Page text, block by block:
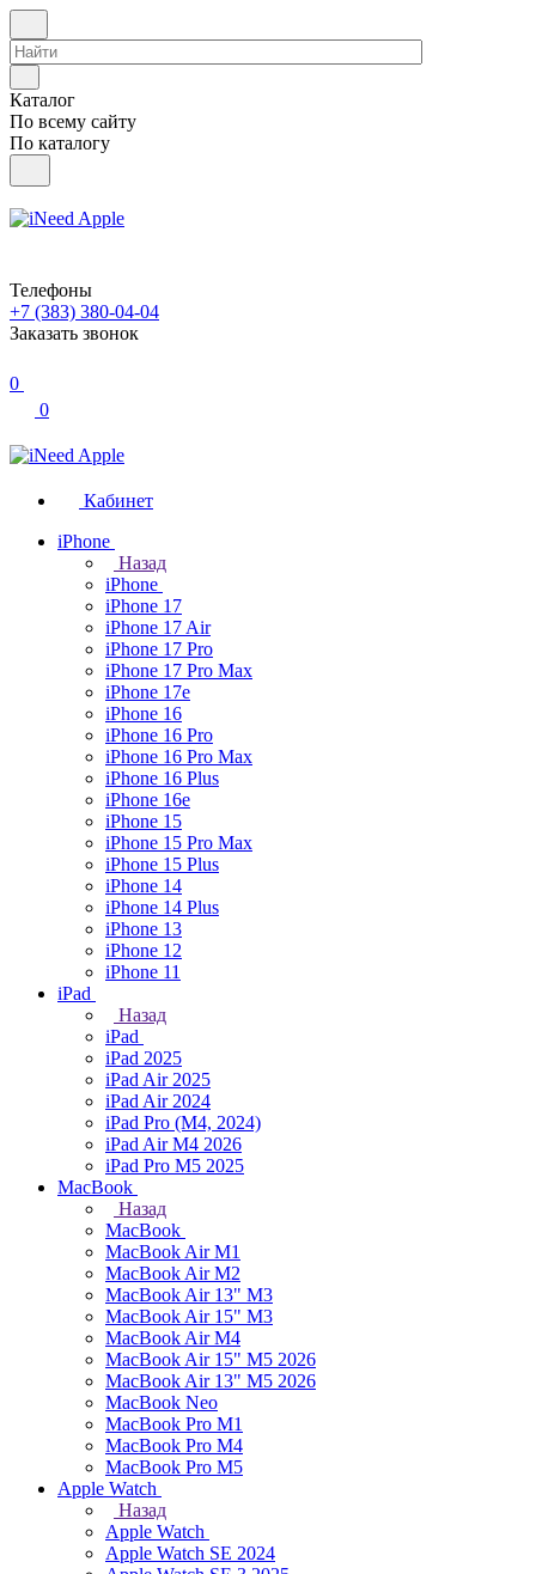
Каталог
По всему сайту
По каталогу
Телефоны
+7 (383) 380-04-04
Заказать звонок
0
0
Кабинет
iPhone
Назад
iPhone
iPhone 17
iPhone 17 Air
iPhone 17 Pro
iPhone 17 Pro Max
iPhone 17e
iPhone 16
iPhone 16 Pro
iPhone 16 Pro Max
iPhone 16 Plus
iPhone 16e
iPhone 15
iPhone 15 Pro Max
iPhone 15 Plus
iPhone 14
iPhone 14 Plus
iPhone 13
iPhone 12
iPhone 11
iPad
Назад
iPad
iPad 2025
iPad Air 2025
iPad Air 2024
iPad Pro (M4, 2024)
iPad Air M4 2026
iPad Pro M5 2025
MacBook
Назад
MacBook
MacBook Air M1
MacBook Air M2
MacBook Air 13" M3
MacBook Air 15" M3
MacBook Air M4
MacBook Air 15" М5 2026
MacBook Air 13" М5 2026
MacBook Neo
MacBook Pro M1
MacBook Pro M4
MacBook Pro M5
Apple Watch
Назад
Apple Watch
Apple Watch SE 2024